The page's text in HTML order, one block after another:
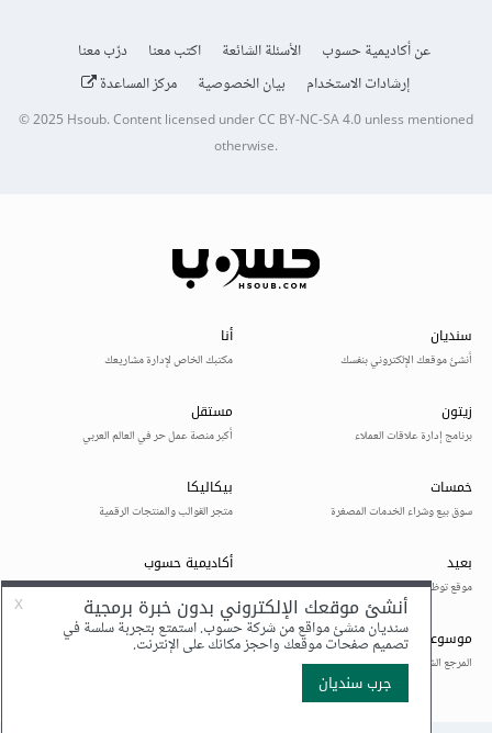
عن أكاديمية حسوب الأسئلة الشائعة اكتب معنا
درّب معنا
إرشادات الاستخدام
بيان الخصوصية مركز المساعدة
© 2025Hsoub.Content licensed underCC BY-NC-SA 4.0unless mentioned
otherwise.